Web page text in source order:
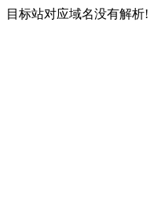
目标站对应域名没有解析!